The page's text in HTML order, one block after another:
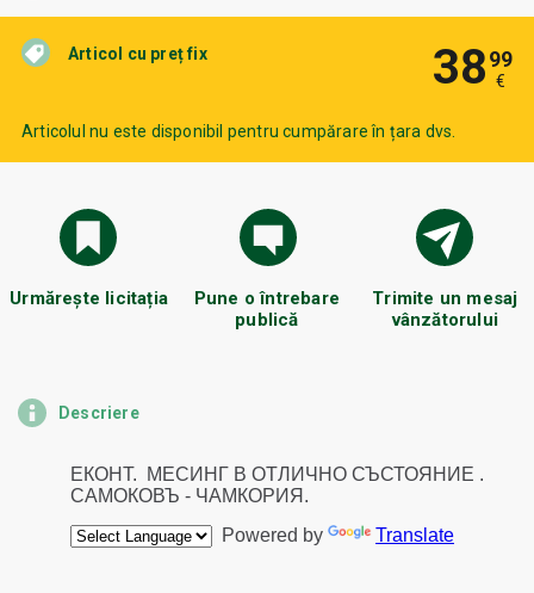
Articol cu preț fix 3899
€
Articolul nu este disponibil pentru cumpărare în țara dvs.
Urmărește licitația
Pune o întrebare
publică
Trimite un mesaj
vânzătorului
Descriere